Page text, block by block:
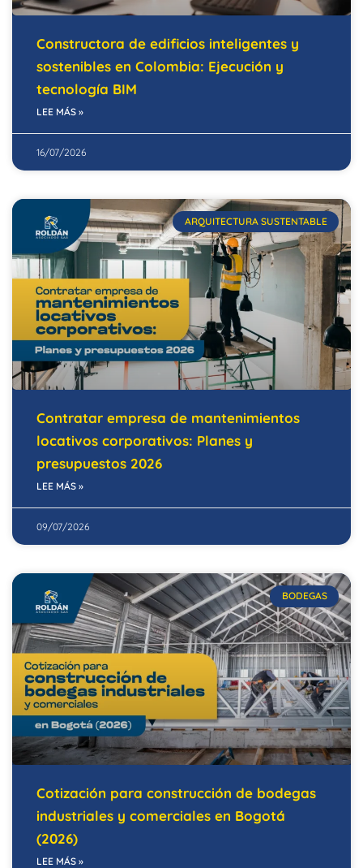
Constructora de edificios inteligentes y
sostenibles en Colombia: Ejecución y
tecnología BIM
LEE MÁS »
16/07/2026
ARQUITECTURA SUSTENTABLE
Contratar empresa de mantenimientos
locativos corporativos: Planes y
presupuestos 2026
LEE MÁS »
09/07/2026
BODEGAS
Cotización para construcción de bodegas
industriales y comerciales en Bogotá
(2026)
LEE MÁS »